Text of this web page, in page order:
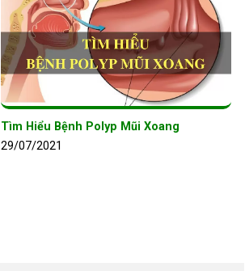
Tìm Hiểu Bệnh Polyp Mũi Xoang
29/07/2021